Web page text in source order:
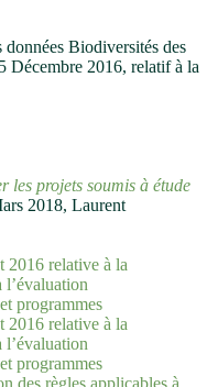
Biodiversités des
Décembre 2016, relatif à la
les projets soumis à étude
2018, Laurent
2016 relative à la
l’évaluation
programmes
2016 relative à la
l’évaluation
programmes